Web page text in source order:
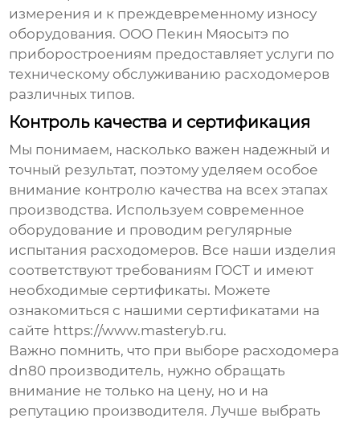
измерения и к преждевременному износу
оборудования. ООО Пекин Мяосытэ по
приборостроениям предоставляет услуги по
техническому обслуживанию расходомеров
различных типов.
Контроль качества и сертификация
Мы понимаем, насколько важен надежный и
точный результат, поэтому уделяем особое
внимание контролю качества на всех этапах
производства. Используем современное
оборудование и проводим регулярные
испытания расходомеров. Все наши изделия
соответствуют требованиям ГОСТ и имеют
необходимые сертификаты. Можете
ознакомиться с нашими сертификатами на
сайте https://www.masteryb.ru.
Важно помнить, что при выборе расходомера
dn80 производитель, нужно обращать
внимание не только на цену, но и на
репутацию производителя. Лучше выбрать